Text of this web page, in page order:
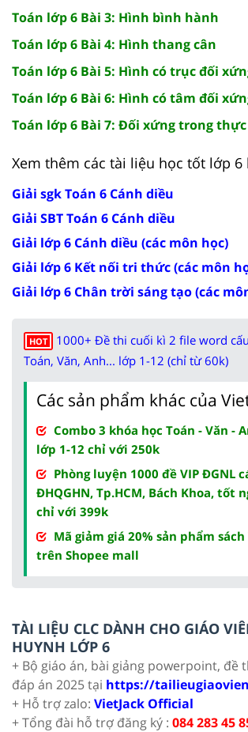
Toán lớp 6 Bài 3: Hình bình hành
Toán lớp 6 Bài 4: Hình thang cân
Toán lớp 6 Bài 5: Hình có trục đối
Toán lớp 6 Bài 6: Hình có tâm đối
Toán lớp 6 Bài 7: Đối xứng trong
Xem thêm các tài liệu học tốt lớp 6
Giải sgk Toán 6 Cánh diều
Giải SBT Toán 6 Cánh diều
Giải lớp 6 Cánh diều (các môn học)
Giải lớp 6 Kết nối tri thức (các môn
Giải lớp 6 Chân trời sáng tạo (các
HOT
1000+ Đề thi cuối kì 2 file word
Toán, Văn, Anh... lớp 1-12 (chỉ từ 60k)
Các sản phẩm khác của
Combo 3 khóa học Toán - Văn -
lớp 1-12 chỉ với 250k
Phòng luyện 1000 đề VIP ĐGNL
ĐHQGHN, Tp.HCM, Bách Khoa, tốt
chỉ với 399k
Mã giảm giá 20% sản phẩm
trên Shopee mall
TÀI LIỆU CLC DÀNH CHO GIÁO
HUYNH LỚP 6
+ Bộ giáo án, bài giảng powerpoint, đề
đáp án 2025 tại https://
+ Hỗ trợ zalo: VietJack Official
+ Tổng đài hỗ trợ đăng ký : 084 283 45